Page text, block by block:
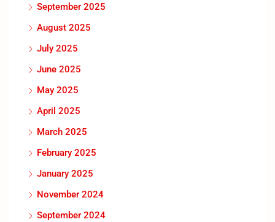
September 2025
August 2025
July 2025
June 2025
May 2025
April 2025
March 2025
February 2025
January 2025
November 2024
September 2024